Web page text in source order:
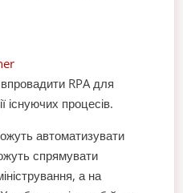
RPA для
існуючих процесів.
автоматизувати
спрямувати
а на